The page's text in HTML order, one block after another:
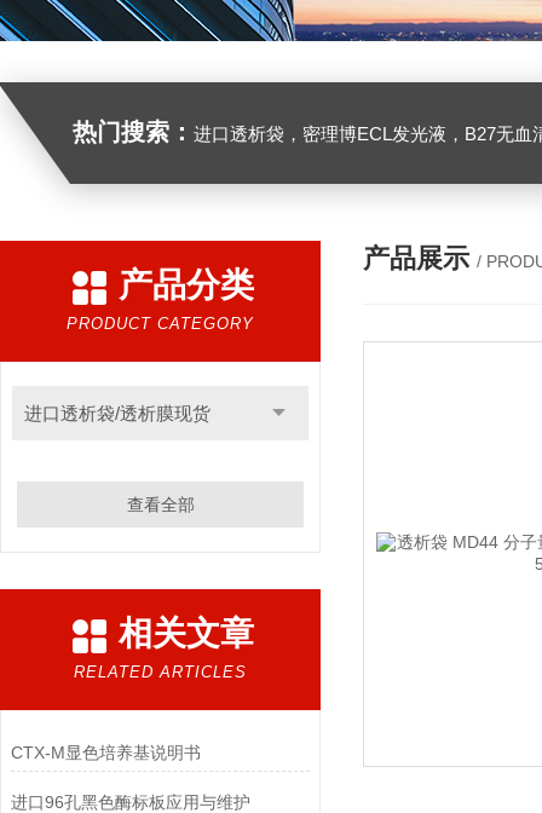
热门搜索： 进口透析袋，密理博ECL发光液，B27无血清培养基，N2培养基，紫外酶标板，Gibco胶原酶，
产品分类
PRODUCT CATEGORY
进口透析袋/透析膜现货
查看全部
相关文章
RELATED ARTICLES
CTX-M显色培养基说明书
进口96孔黑色酶标板应用与维护
产品展示 /